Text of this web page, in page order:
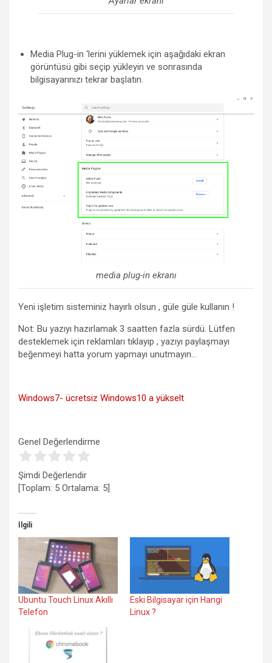
Media Plug-in ‘lerini yüklemek için aşağıdaki ekran
görüntüsü gibi seçip yükleyin ve sonrasında
bilgisayarınızı tekrar başlatın.
media plug-in ekranı
Yeni işletim sisteminiz hayırlı olsun , güle güle kullanın !
Not: Bu yazıyı hazırlamak 3 saatten fazla sürdü. Lütfen
desteklemek için reklamları tıklayıp , yazıyı paylaşmayı
beğenmeyi hatta yorum yapmayı unutmayın…
Windows7- ücretsiz Windows10 a yükselt
Genel Değerlendirme
Şimdi Değerlendir
[Toplam: 5 Ortalama: 5]
İlgili
Ubuntu Touch Linux Akıllı
Telefon
Eski Bilgisayar için Hangi
Linux ?